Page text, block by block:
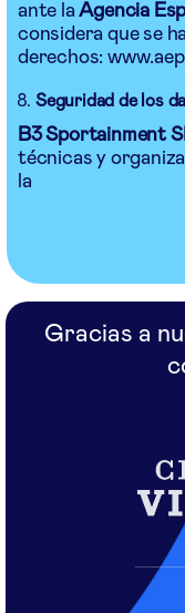
ante laAgencia
considera que se
derechos:
Seguridad de los
B3 Sportainment
técnicas y
la
Gracias a